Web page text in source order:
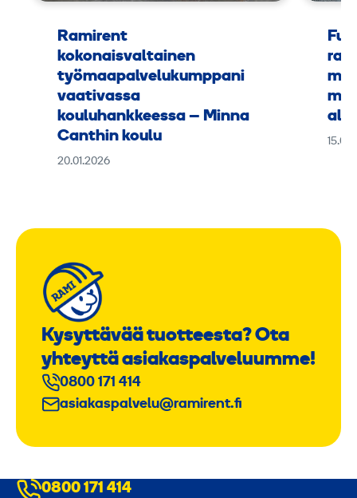
Ramirent
kokonaisvaltainen
työmaapalvelukumppani
vaativassa
kouluhankkeessa – Minna
Canthin koulu
20.01.2026
Kysyttävää tuotteesta? Ota
yhteyttä asiakaspalveluumme!
0800 171 414
asiakaspalvelu@ramirent.fi
0800 171 414